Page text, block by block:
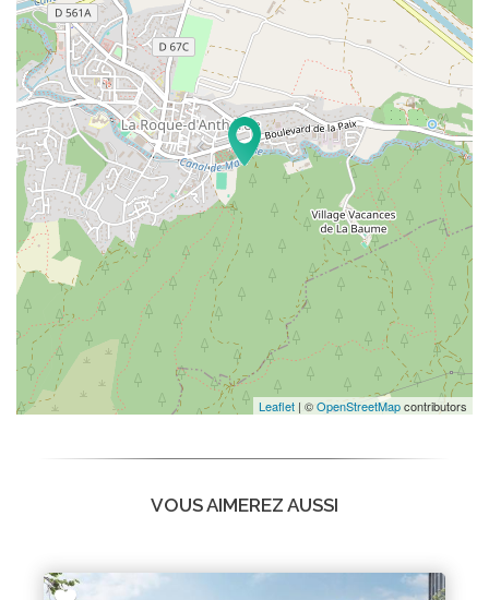
Leaflet | ©OpenStreetMapcontributors
VOUS AIMEREZ AUSSI